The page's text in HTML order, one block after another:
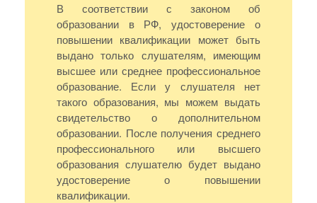
В соответствии с законом об
образовании в РФ, удостоверение о
повышении квалификации может быть
выдано только слушателям, имеющим
высшее или среднее профессиональное
образование. Если у слушателя нет
такого образования, мы можем выдать
свидетельство о дополнительном
образовании. После получения среднего
профессионального или высшего
образования слушателю будет выдано
удостоверение о повышении
квалификации.